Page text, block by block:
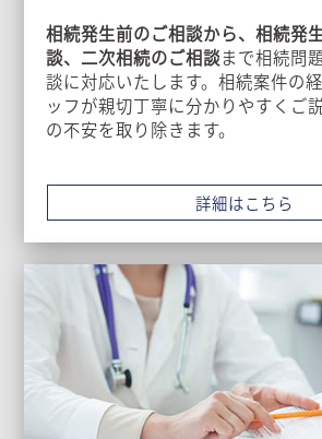
相続発生前のご相談から、相続発
談、二次相続のご相談まで相続問
談に対応いたします。相続案件の
ッフが親切丁寧に分かりやすくご
の不安を取り除きます。
詳細はこちら